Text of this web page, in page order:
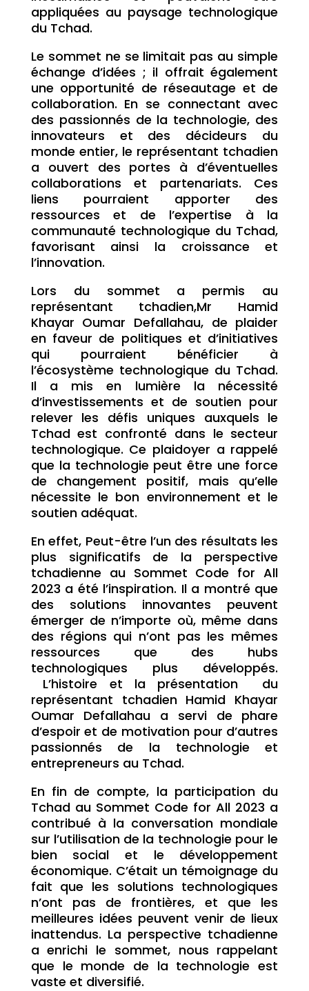
appliquées au paysage technologique
du Tchad.
Le sommet ne se limitait pas au simple
échange d’idées ; il offrait également
une opportunité de réseautage et de
collaboration. En se connectant avec
des passionnés de la technologie, des
innovateurs et des décideurs du
monde entier, le représentant tchadien
a ouvert des portes à d’éventuelles
collaborations et partenariats. Ces
liens pourraient apporter des
ressources et de l’expertise à la
communauté technologique du Tchad,
favorisant ainsi la croissance et
l’innovation.
Lors du sommet a permis au
représentant tchadien,Mr Hamid
Khayar Oumar Defallahau, de plaider
en faveur de politiques et d’initiatives
qui pourraient bénéficier à
l’écosystème technologique du Tchad.
Il a mis en lumière la nécessité
d’investissements et de soutien pour
relever les défis uniques auxquels le
Tchad est confronté dans le secteur
technologique. Ce plaidoyer a rappelé
que la technologie peut être une force
de changement positif, mais qu’elle
nécessite le bon environnement et le
soutien adéquat.
En effet, Peut-être l’un des résultats les
plus significatifs de la perspective
tchadienne au Sommet Code for All
2023 a été l’inspiration. Il a montré que
des solutions innovantes peuvent
émerger de n’importe où, même dans
des régions qui n’ont pas les mêmes
ressources que des hubs
technologiques plus développés.
L’histoire et la présentation du
représentant tchadien Hamid Khayar
Oumar Defallahau a servi de phare
d’espoir et de motivation pour d’autres
passionnés de la technologie et
entrepreneurs au Tchad.
En fin de compte, la participation du
Tchad au Sommet Code for All 2023 a
contribué à la conversation mondiale
sur l’utilisation de la technologie pour le
bien social et le développement
économique. C’était un témoignage du
fait que les solutions technologiques
n’ont pas de frontières, et que les
meilleures idées peuvent venir de lieux
inattendus. La perspective tchadienne
a enrichi le sommet, nous rappelant
que le monde de la technologie est
vaste et diversifié.